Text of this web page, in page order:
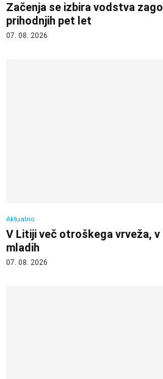
Začenja se izbira vodstva
prihodnjih pet let
07. 08. 2026
Aktualno
V Litiji več otroškega vrveža,
mladih
07. 08. 2026